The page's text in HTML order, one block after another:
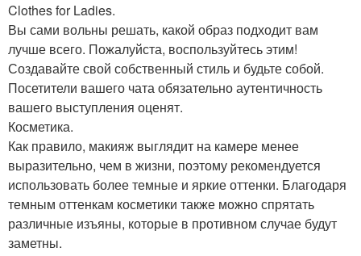
Clothes for Ladies.
Вы сами вольны решать, какой образ подходит вам
лучше всего. Пожалуйста, воспользуйтесь этим!
Создавайте свой собственный стиль и будьте собой.
Посетители вашего чата обязательно аутентичность
вашего выступления оценят.
Косметика.
Как правило, макияж выглядит на камере менее
выразительно, чем в жизни, поэтому рекомендуется
использовать более темные и яркие оттенки. Благодаря
темным оттенкам косметики также можно спрятать
различные изъяны, которые в противном случае будут
заметны.